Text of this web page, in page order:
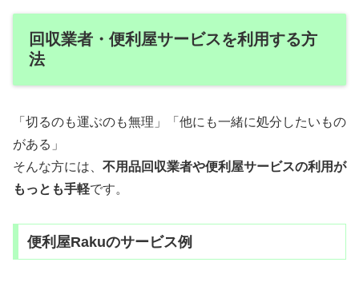
回収業者・便利屋サービスを利用する方
法
「切るのも運ぶのも無理」「他にも一緒に処分したいもの
がある」
そんな方には、 不用品回収業者や便利屋サービスの利用が
もっとも手軽です。
便利屋Rakuのサービス例